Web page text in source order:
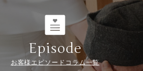
Episode
お客様エピソードコラム一覧